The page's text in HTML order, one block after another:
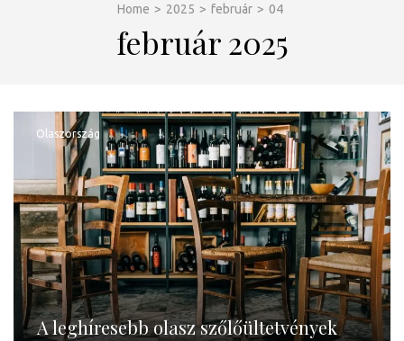
Home > 2025 > február > 04
február 2025
Olaszország
A leghíresebb olasz szőlőültetvények